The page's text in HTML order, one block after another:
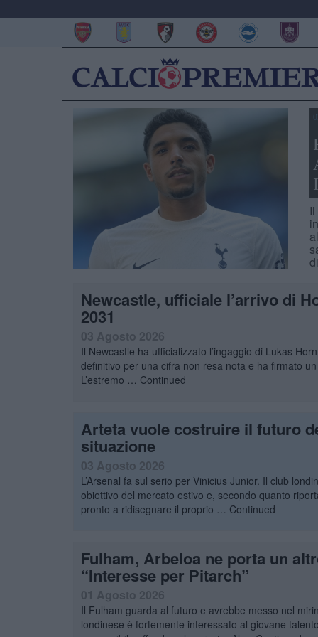
Newcastle, ufficiale l’arrivo di
2031
Il Newcastle ha ufficializzato l’ingaggio di Lukas
definitivo per una cifra non resa nota e ha firmato
L’estremo … Continued
Arteta vuole costruire il futuro
situazione
03 Agosto 2026
L’Arsenal fa sul serio per Vinicius Junior. Il club
obiettivo del mercato estivo e, secondo quanto
pronto a ridisegnare il proprio … Continued
Fulham, Arbeloa ne porta un
“Interesse per Pitarch”
Il Fulham guarda al futuro e avrebbe messo nel
londinese è fortemente interessato al giovane